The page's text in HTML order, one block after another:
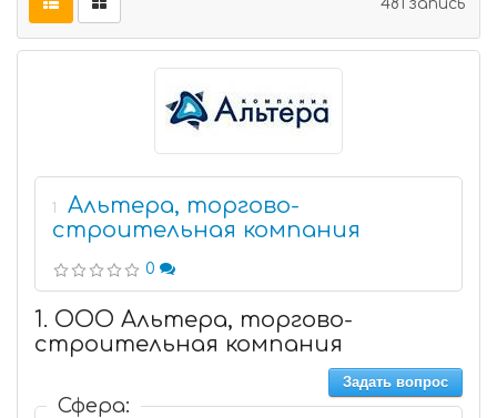
481 запись
1
Альтера, торгово-
строительная компания
0
1. ООО Альтера, торгово-
строительная компания
Задать вопрос
Сфера: